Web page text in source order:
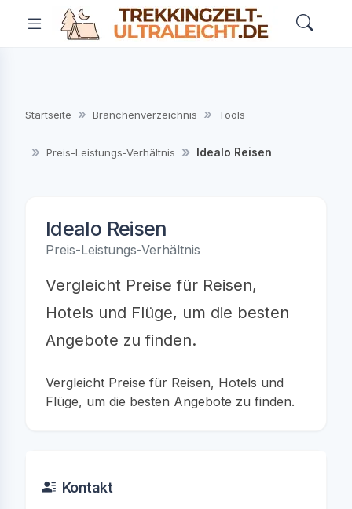
Startseite Branchenverzeichnis Tools
Preis-Leistungs-Verhältnis Idealo Reisen
Idealo Reisen
Preis-Leistungs-Verhältnis
Vergleicht Preise für Reisen,
Hotels und Flüge, um die besten
Angebote zu finden.
Vergleicht Preise für Reisen, Hotels und
Flüge, um die besten Angebote zu finden.
Kontakt